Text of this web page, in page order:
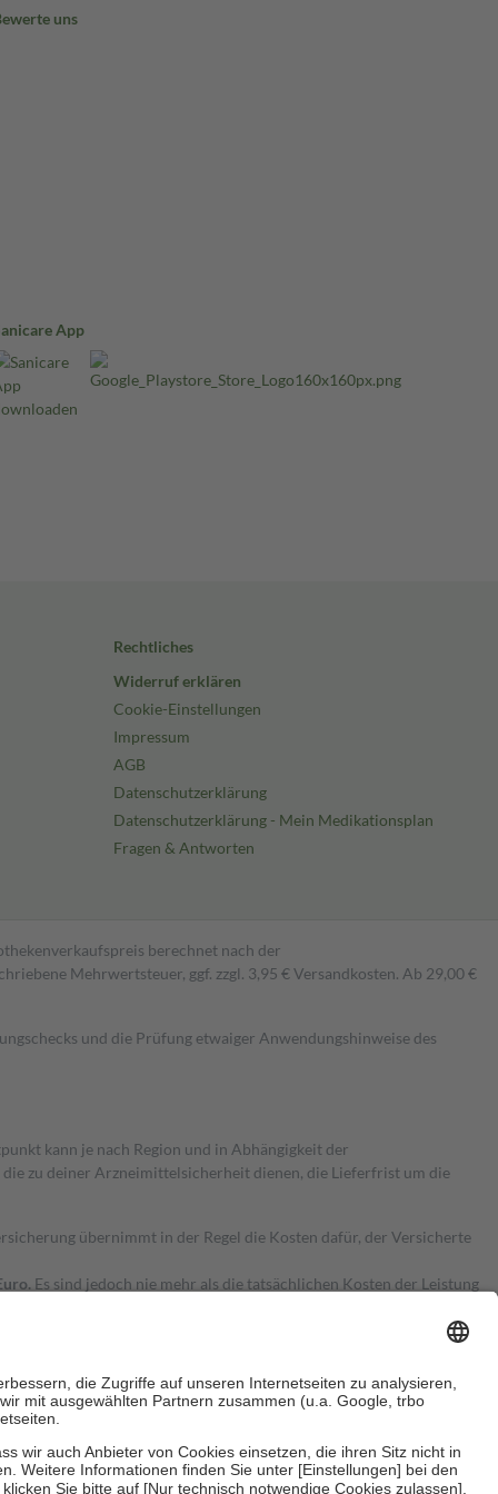
uns
App
Rechtliches
Widerruf erklären
Cookie-Einstellungen
Impressum
AGB
Datenschutzerklärung
Datenschutzerklärung - Mein Medikationsplan
Fragen & Antworten
berechnet nach der
Mehrwertsteuer, ggf. zzgl. 3,95 € Versandkosten. Ab 29,00 €
und die Prüfung etwaiger Anwendungshinweise des
kann je nach Region und in Abhängigkeit der
zu deiner Arzneimittelsicherheit dienen, die Lieferfrist um die
übernimmt in der Regel die Kosten dafür, der Versicherte
Es sind jedoch nie mehr als die tatsächlichen Kosten der Leistung
Zuzahlungen an bei: